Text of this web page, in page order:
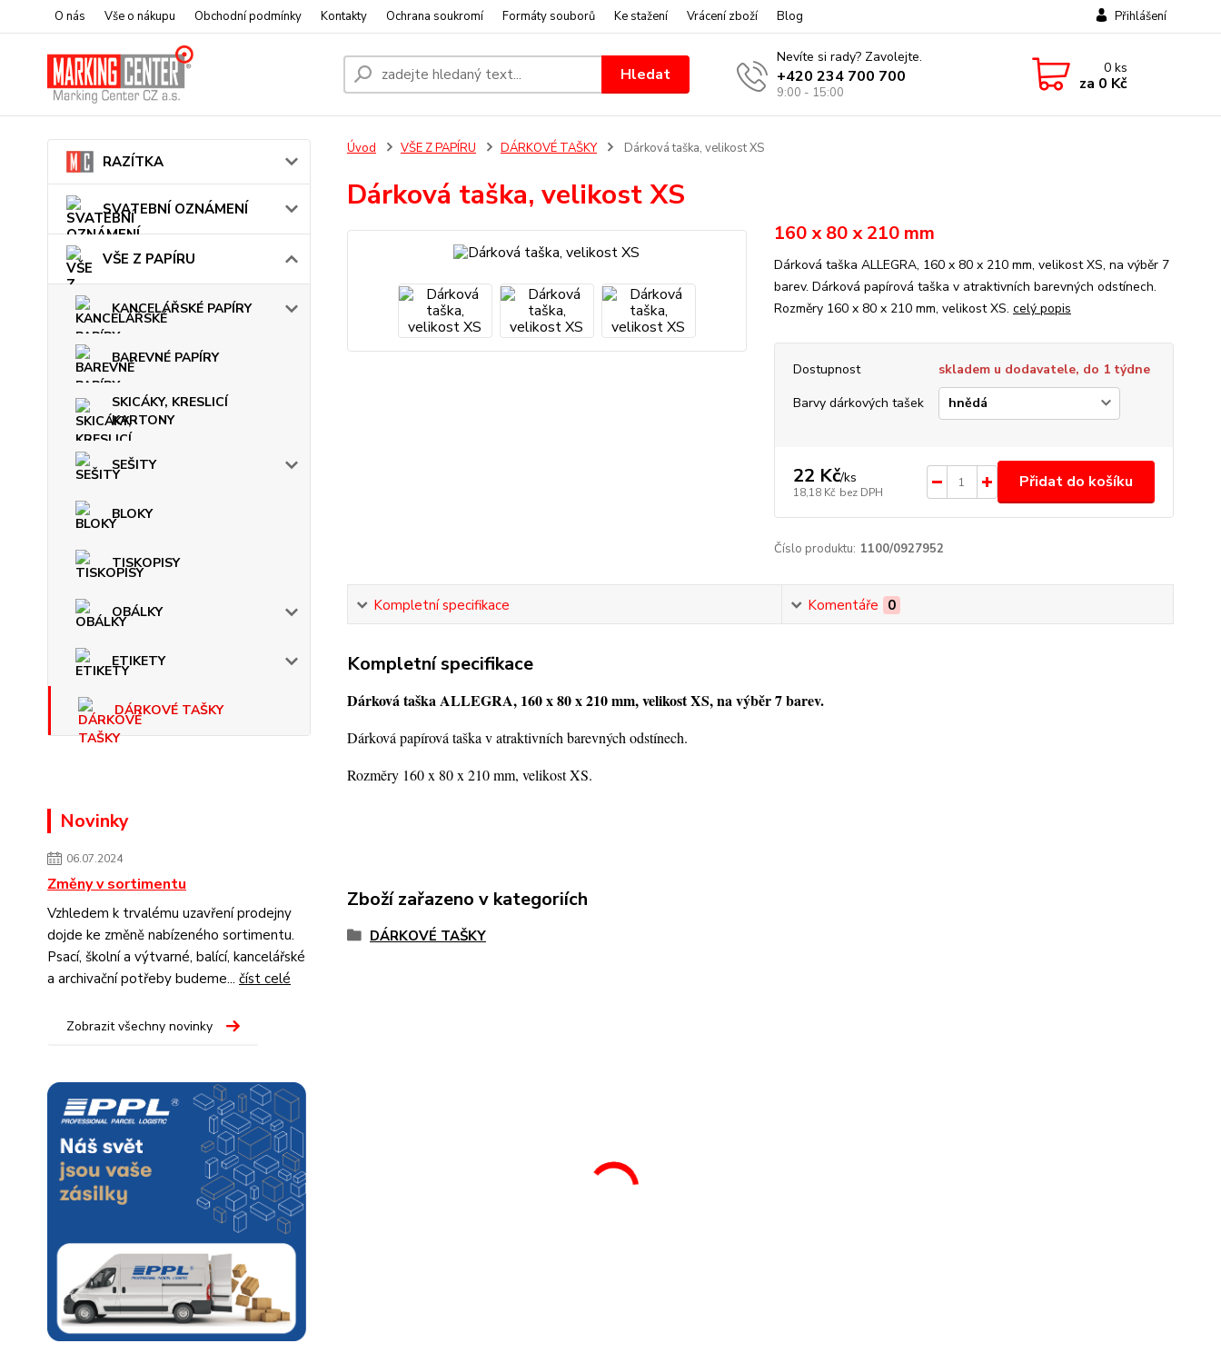
O nás Vše o nákupu Obchodní podmínky Kontakty Ochrana soukromí Formáty souborů Ke stažení Vrácení zboží Blog Přihlášení
Hledat
Nevíte si rady? Zavolejte.
+420 234 700 700
9:00 - 15:00
0ks
za 0 Kč
RAZÍTKA
SVATEBNÍ OZNÁMENÍ
VŠE Z PAPÍRU
KANCELÁŘSKÉ PAPÍRY
BAREVNÉ PAPÍRY
SKICÁKY, KRESLICÍ
KARTONY
SEŠITY
BLOKY
TISKOPISY
OBÁLKY
ETIKETY
DÁRKOVÉ TAŠKY
Novinky
06.07.2024
Změny v sortimentu
Vzhledem k trvalému uzavření prodejny
dojde ke změně nabízeného sortimentu.
Psací, školní a výtvarné, balící, kancelářské
a archivační potřeby budeme... číst celé
Zobrazit všechny novinky
Úvod VŠE Z PAPÍRU DÁRKOVÉ TAŠKY Dárková taška, velikost XS
Dárková taška, velikost XS
160 x 80 x 210 mm
Dárková taška ALLEGRA, 160 x 80 x 210 mm, velikost XS, na výběr 7
barev. Dárková papírová taška v atraktivních barevných odstínech.
Rozměry 160 x 80 x 210 mm, velikost XS. celý popis
Dostupnost
skladem u dodavatele, do 1 týdne
Barvy dárkových tašek
22 Kč/ks
18,18 Kč bez DPH
Přidat do košíku
Číslo produktu: 1100/0927952
Kompletní specifikace Komentáře 0
Kompletní specifikace
Dárková taška ALLEGRA, 160 x 80 x 210 mm, velikost XS, na výběr 7 barev.
Dárková papírová taška v atraktivních barevných odstínech.
Rozměry 160 x 80 x 210 mm, velikost XS.
Zboží zařazeno v kategoriích
DÁRKOVÉ TAŠKY